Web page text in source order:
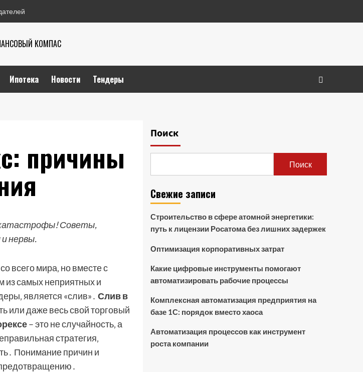
КОМПАС
Ипотека Новости Тендеры
причины
катастрофы! Советы,
нервы.
всего мира‚ но вместе с
из самых неприятных и
является «слив»․ Слив в
или даже весь свой торговый
– это не случайность‚ а
стратегия‚
Понимание причин и
Поиск
Поиск
Свежие записи
Строительство в сфере атомной энергетики:
путь к лицензии Росатома без лишних задержек
Оптимизация корпоративных затрат
Какие цифровые инструменты помогают
автоматизировать рабочие процессы
Комплексная автоматизация предприятия на
базе 1С: порядок вместо хаоса
Автоматизация процессов как инструмент
роста компании